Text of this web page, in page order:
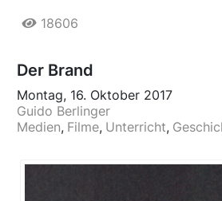
18606
Der Brand
Montag, 16. Oktober 2017
Guido Berlinger
Medien Filme Unterricht